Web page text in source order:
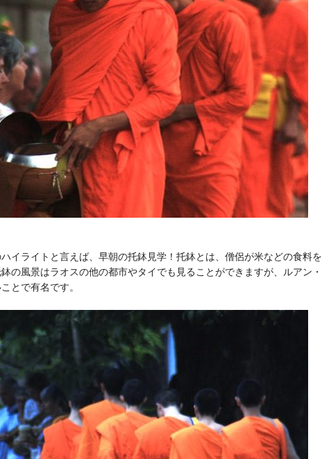
イライトと言えば、早朝の托鉢見学！托鉢とは、僧侶が米などの食料を
の風景はラオスの他の都市やタイでも見ることができますが、ルアン・
とで有名です。